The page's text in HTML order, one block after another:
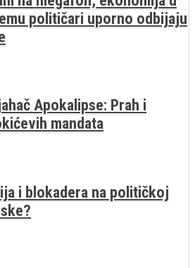
političari uporno odbijaju
Apokalipse: Prah i
mandata
i blokadera na političkoj